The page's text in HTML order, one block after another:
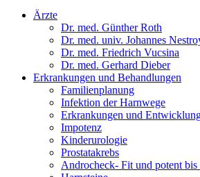
Ärzte
Dr. med. Günther Roth
Dr. med. univ. Johannes
Dr. med. Friedrich Vucsina
Dr. med. Gerhard Dieber
Erkrankungen und Behandlungen
Familienplanung
Infektion der Harnwege
Erkrankungen und
Impotenz
Kinderurologie
Prostatakrebs
Androcheck- Fit und potent